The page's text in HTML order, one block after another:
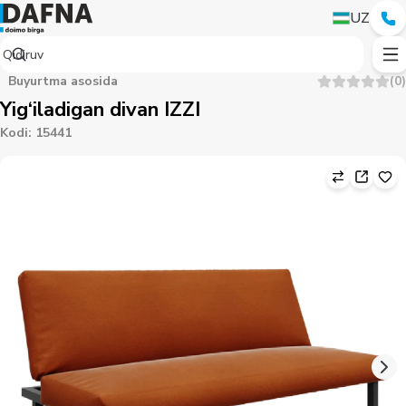
UZ
Buyurtma asosida (0)
Yig‘iladigan divan IZZI
Kodi: 15441